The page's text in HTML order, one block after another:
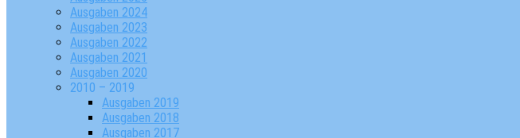
Ausgaben 2024
Ausgaben 2023
Ausgaben 2022
Ausgaben 2021
Ausgaben 2020
2010 – 2019
Ausgaben 2019
Ausgaben 2018
Ausgaben 2017